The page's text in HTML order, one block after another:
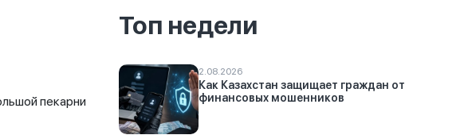
пекарни
Топ недели
2.08.2026
Как Казахстан защищает граждан от
финансовых мошенников